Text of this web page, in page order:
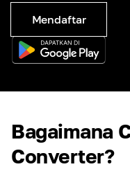
Mendaftar
Bagaimana
Converter?